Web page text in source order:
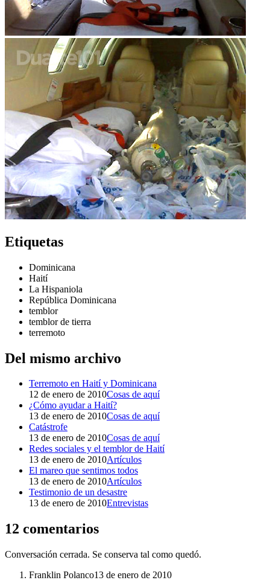
Etiquetas
Dominicana
Haití
La Hispaniola
República Dominicana
temblor
temblor de tierra
terremoto
Del mismo archivo
Terremoto en Haití y Dominicana
12 de enero de 2010Cosas de aquí
¿Cómo ayudar a Haití?
13 de enero de 2010Cosas de aquí
Catástrofe
13 de enero de 2010Cosas de aquí
Redes sociales y el temblor de Haití
13 de enero de 2010Artículos
El mareo que sentimos todos
13 de enero de 2010Artículos
Testimonio de un desastre
13 de enero de 2010Entrevistas
12 comentarios
Conversación cerrada. Se conserva tal como quedó.
Franklin Polanco13 de enero de 2010